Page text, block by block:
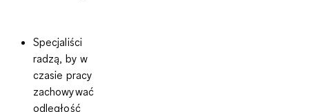
Specjaliści
radzą, by w
czasie pracy
zachowywać
odległość